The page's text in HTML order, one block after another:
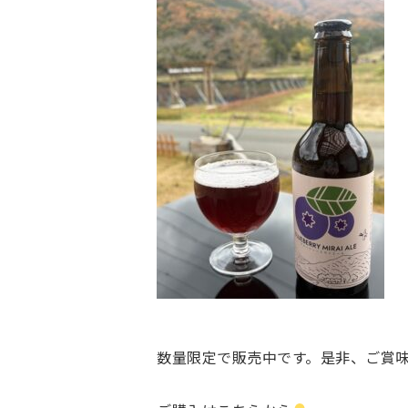
数量限定で販売中です。是非、ご賞